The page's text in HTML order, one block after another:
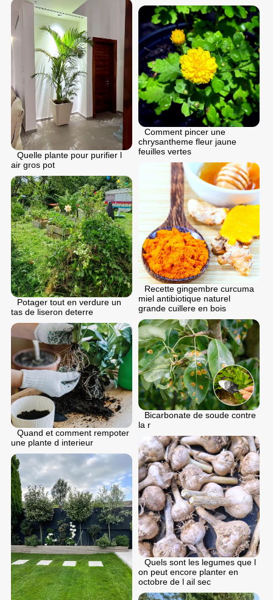
Quelle plante pour purifier l
air gros pot
Comment pincer une
chrysantheme fleur jaune
feuilles vertes
Recette gingembre curcuma
miel antibiotique naturel
grande cuillere en bois
Potager tout en verdure un
tas de liseron deterre
Bicarbonate de soude contre
la r
Quand et comment rempoter
une plante d interieur
Quels sont les legumes que l
on peut encore planter en
octobre de l ail sec